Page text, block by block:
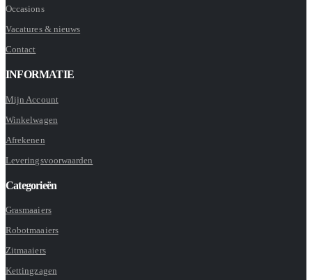
Occasions
Vacatures & nieuws
Contact
INFORMATIE
Mijn Account
Winkelwagen
Afrekenen
Leveringsvoorwaarden
Categorieën
Grasmaaiers
Robotmaaiers
Zitmaaiers
Kettingzagen